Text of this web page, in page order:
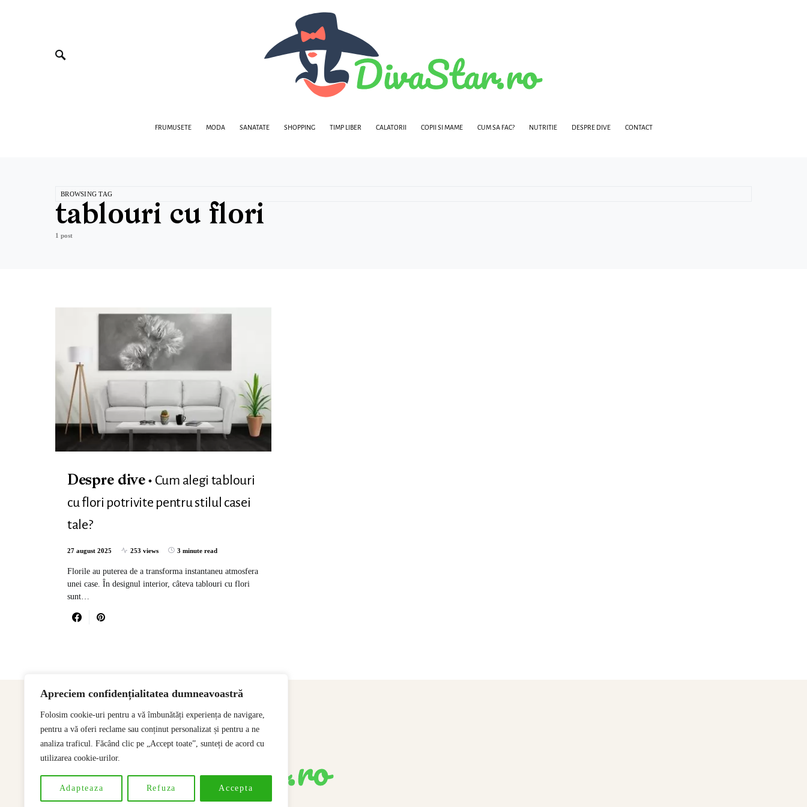
Apreciem confidențialitatea dumneavoastră
Folosim cookie-uri pentru a vă îmbunătăți experiența de navigare,
pentru a vă oferi reclame sau conținut personalizat și pentru a ne
analiza traficul. Făcând clic pe „Accept toate”, sunteți de acord cu
utilizarea cookie-urilor.
Adapteaza Refuza Accepta
FRUMUSETE MODA SANATATE SHOPPING TIMP LIBER CALATORII COPII SI MAME CUM SA FAC? NUTRITIE DESPRE DIVE CONTACT
BROWSING TAG
tablouri cu flori
1 post
Despre dive
Cum alegi tablouri
cu flori potrivite pentru stilul casei
tale?
27 august 2025 253 views 3 minute read
Florile au puterea de a transforma instantaneu atmosfera
unei case. În designul interior, câteva tablouri cu flori
sunt…
Designed & Developed bySSeoP